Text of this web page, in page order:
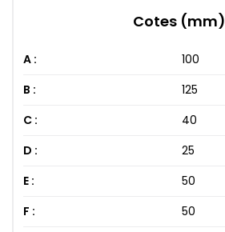
Cotes (mm)
A :
100
B :
125
C :
40
D :
25
E :
50
F :
50